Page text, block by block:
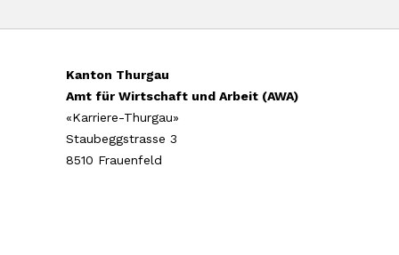
Kanton Thurgau
Amt für Wirtschaft und Arbeit (AWA)
«Karriere-Thurgau»
Staubeggstrasse 3
8510 Frauenfeld